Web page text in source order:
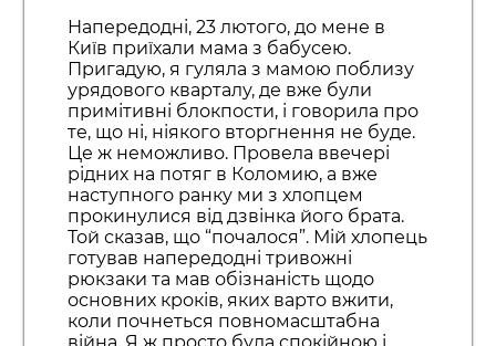
Напередодні, 23 лютого, до мене в
Київ приїхали мама з бабусею.
Пригадую, я гуляла з мамою поблизу
урядового кварталу, де вже були
примітивні блокпости, і говорила про
те, що ні, ніякого вторгнення не буде.
Це ж неможливо. Провела ввечері
рідних на потяг в Коломию, а вже
наступного ранку ми з хлопцем
прокинулися від дзвінка його брата.
Той сказав, що “почалося”. Мій хлопець
готував напередодні тривожні
рюкзаки та мав обізнаність щодо
основних кроків, яких варто вжити,
коли почнеться повномасштабна
війна. Я ж просто була спокійною і